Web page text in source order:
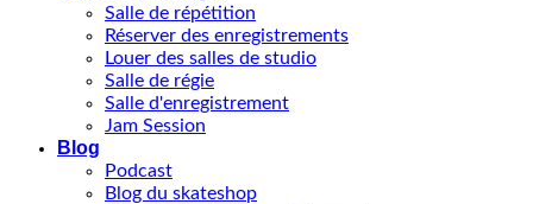
Salle de répétition
Réserver des enregistrements
Louer des salles de studio
Salle de régie
Salle d'enregistrement
Jam Session
Blog
Podcast
Blog du skateshop